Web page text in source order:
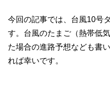
今回の記事では、台風10号
す。台風のたまご（熱帯低
た場合の進路予想なども書
れば幸いです。